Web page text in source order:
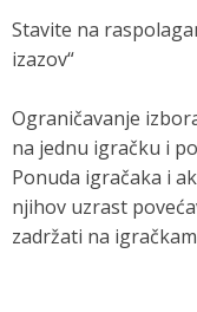
Stavite na
izazov“
Ograničavanje
na jednu igračku i
Ponuda igračaka i
njihov uzrast
zadržati na